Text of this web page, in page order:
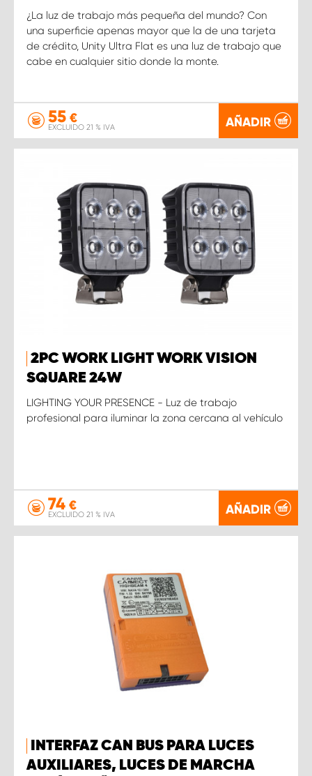
¿La luz de trabajo más pequeña del mundo? Con
una superficie apenas mayor que la de una tarjeta
de crédito, Unity Ultra Flat es una luz de trabajo que
cabe en cualquier sitio donde la monte.
55 €
EXCLUIDO 21 % IVA AÑADIR
2PC WORK LIGHT WORK VISION
SQUARE 24W
LIGHTING YOUR PRESENCE - Luz de trabajo
profesional para iluminar la zona cercana al vehículo
74 €
EXCLUIDO 21 % IVA AÑADIR
INTERFAZ CAN BUS PARA LUCES
AUXILIARES, LUCES DE MARCHA